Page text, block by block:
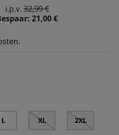
i.p.v.32,99 €
21,00 €
L XL 2XL